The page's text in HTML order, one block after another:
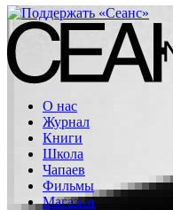
О нас
Журнал
Книги
Школа
Чапаев
Фильмы
Магазин